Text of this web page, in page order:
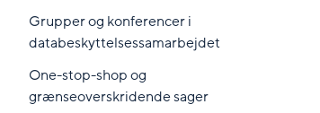
Grupper og konferencer i
databeskyttelsessamarbejdet
One-stop-shop og
grænseoverskridende sager